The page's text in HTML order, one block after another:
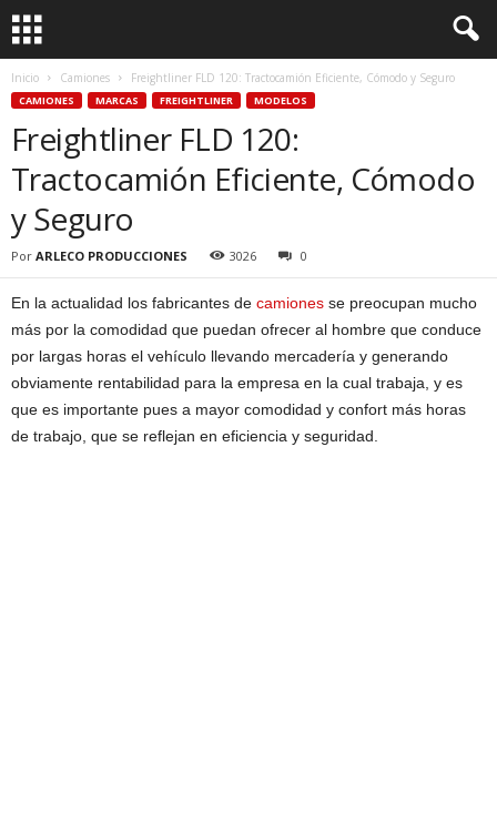
Inicio Camiones Freightliner FLD 120: Tractocamión Eficiente, Cómodo y Seguro
CAMIONES MARCAS FREIGHTLINER MODELOS
Freightliner FLD 120:
Tractocamión Eficiente, Cómodo
y Seguro
Por ARLECO PRODUCCIONES 3026 0
En la actualidad los fabricantes de camiones se preocupan mucho
más por la comodidad que puedan ofrecer al hombre que conduce
por largas horas el vehículo llevando mercadería y generando
obviamente rentabilidad para la empresa en la cual trabaja, y es
que es importante pues a mayor comodidad y confort más horas
de trabajo, que se reflejan en eficiencia y seguridad.